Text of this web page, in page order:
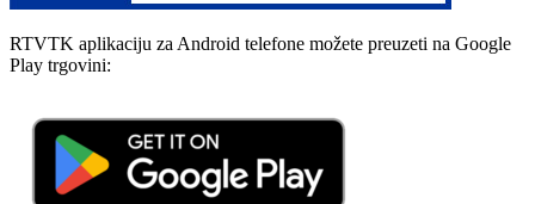
RTVTK aplikaciju za Android telefone možete preuzeti na Google
Play trgovini: